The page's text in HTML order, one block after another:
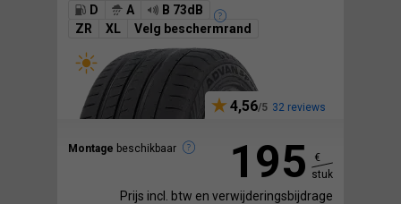
D
A
B 73dB
ZR
XL Velg beschermrand
4,56 32 reviews
Montage beschikbaar 195
€
stuk
Prijs incl. btw en verwijderingsbijdrage